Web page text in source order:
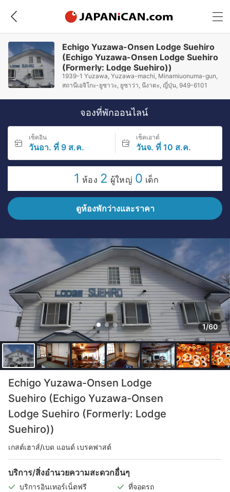
Echigo Yuzawa-Onsen Lodge Suehiro
(Echigo Yuzawa-Onsen Lodge Suehiro
(Formerly: Lodge Suehiro))
1939-1 Yuzawa, Yuzawa-machi, Minamiuonuma-gun,
สถานีเอจิโกะ-ยูซาวะ, ยูซาว่า, นีงาตะ, ญี่ปุ่น, 949-6101
จองที่พักออนไลน์
เช็คอิน
วันอา. ที่ 9 ส.ค.
เช็คเอาต์
วันจ. ที่ 10 ส.ค.
1 ห้อง 2 ผู้ใหญ่ 0 เด็ก
ดูห้องพักว่างและราคา
1/60
Echigo Yuzawa-Onsen Lodge
Suehiro (Echigo Yuzawa-Onsen
Lodge Suehiro (Formerly: Lodge
Suehiro))
เกสต์เฮาส์/เบด แอนด์ เบรคฟาสต์
บริการ/สิ่งอำนวยความสะดวกอื่นๆ
บริการอินเทอร์เน็ตฟรี
ที่จอดรถ